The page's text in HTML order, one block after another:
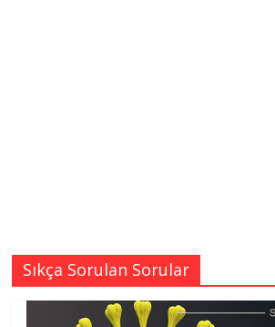
Sıkça Sorulan Sorular